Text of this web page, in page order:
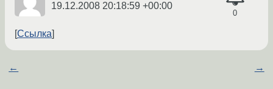
0
19.12.2008 20:18:59 +00:00
Ссылка
← →